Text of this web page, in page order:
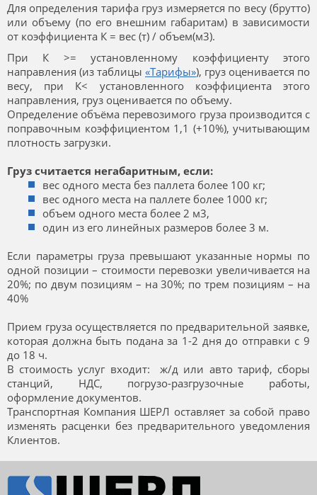
Для определения тарифа груз измеряется по весу (брутто)
или объему (по его внешним габаритам) в зависимости
от коэффициента К = вес (т) / объем(м3).
При К >= установленному коэффициенту этого
направления (из таблицы «Тарифы»), груз оценивается по
весу, при К< установленного коэффициента этого
направления, груз оценивается по объему.
Определение объёма перевозимого груза производится с
поправочным коэффициентом 1,1 (+10%), учитывающим
плотность загрузки.
Груз считается негабаритным, если:
вес одного места без паллета более 100 кг;
вес одного места на паллете более 1000 кг;
объем одного места более 2 м3,
один из его линейных размеров более 3 м.
Если параметры груза превышают указанные нормы по
одной позиции – стоимости перевозки увеличивается на
20%; по двум позициям – на 30%; по трем позициям – на
40%
Прием груза осуществляется по предварительной заявке,
которая должна быть подана за 1-2 дня до отправки с 9
до 18 ч.
В стоимость услуг входит: ж/д или авто тариф, сборы
станций, НДС, погрузо-разгрузочные работы,
оформление документов.
Транспортная Компания ШЕРЛ оставляет за собой право
изменять расценки без предварительного уведомления
Клиентов.